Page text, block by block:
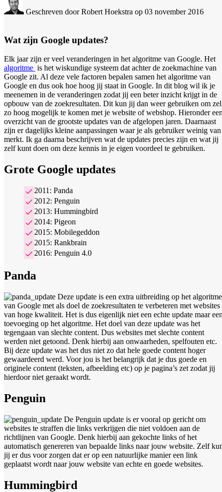
Geschreven door Robert Hoekstra op 03 november 2016
Wat zijn Google updates?
Elk jaar zijn er veel veranderingen in het algoritme van Google. Het
algoritme is het wiskundige systeem dat achter de zoekmachine van
Google zit. Al deze vele factoren bepalen samen het algoritme van
Google en dus ook hoe hoog jij staat in Google. In dit blog wil ik je
meenemen in de veranderingen zodat jij een beter inzicht krijgt in de
opbouw van de zoekresultaten. Dit kun jij dan weer gebruiken om
zo hoog mogelijk te komen met je website of webshop. Hieronder
overzicht van de grootste updates van de afgelopen jaren. Daarnaast
zijn er dagelijks kleine aanpassingen waar je als gebruiker weinig van
merkt. Ik ga daarna beschrijven wat de updates precies zijn en wat jij
zelf kunt doen om deze kennis in je eigen voordeel te gebruiken.
Grote Google updates
2011: Panda
2012: Penguin
2013: Hummingbird
2014: Pigeon
2015: Mobilegeddon
2015: Rankbrain
2016: Penguin 4.0
Panda
Deze update is een extra uitbreiding op het algoritme
van Google met als doel de zoekresultaten te verbeteren met websites
van hoge kwaliteit. Het is dus eigenlijk niet een echte update maar
toevoeging op het algoritme. Het doel van deze update was het
tegengaan van slechte content. Dus websites met slechte content
werden niet getoond. Denk hierbij aan onwaarheden, spelfouten etc.
Bij deze update was het dus niet zo dat hele goede content hoger
gewaardeerd werd. Voor jou is het belangrijk dat je dus goede en
originele content (teksten, afbeelding etc) op je pagina’s zet zodat jij
hierdoor niet geraakt wordt.
Penguin
De Penguin update is er vooral op gericht om
websites te straffen die links verkrijgen die niet voldoen aan de
richtlijnen van Google. Denk hierbij aan gekochte links of het
automatisch genereren van bepaalde links naar jouw website. Zelf
jij er dus voor zorgen dat er op een natuurlijke manier een link
geplaatst wordt naar jouw website van echte en goede websites.
Hummingbird